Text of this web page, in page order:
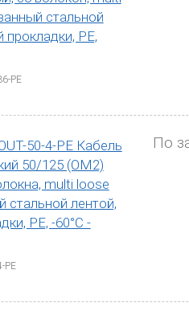
внешний/
быть внутренними,
внешний
прочную оболочку и
линий связи и
кабеля зависит от
обеспечить
стальной
PE,
PE
50-4-PE Кабель
50/125 (OM2)
multi loose
стальной лентой,
PE, -60°С -
PE
По